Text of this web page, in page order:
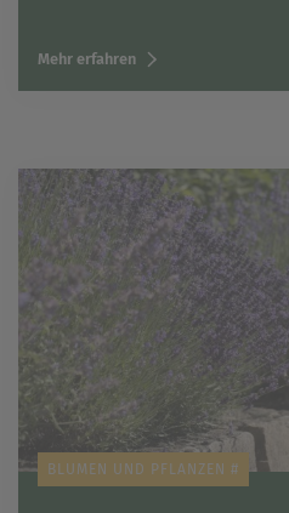
Mehr erfahren
BLUMEN UND PFLANZEN #